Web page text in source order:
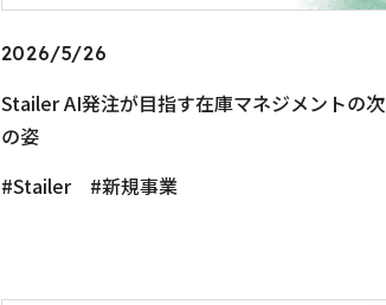
2026/5/26
Stailer AI発注が目指す在庫マネジメントの次
の姿
Stailer
新規事業